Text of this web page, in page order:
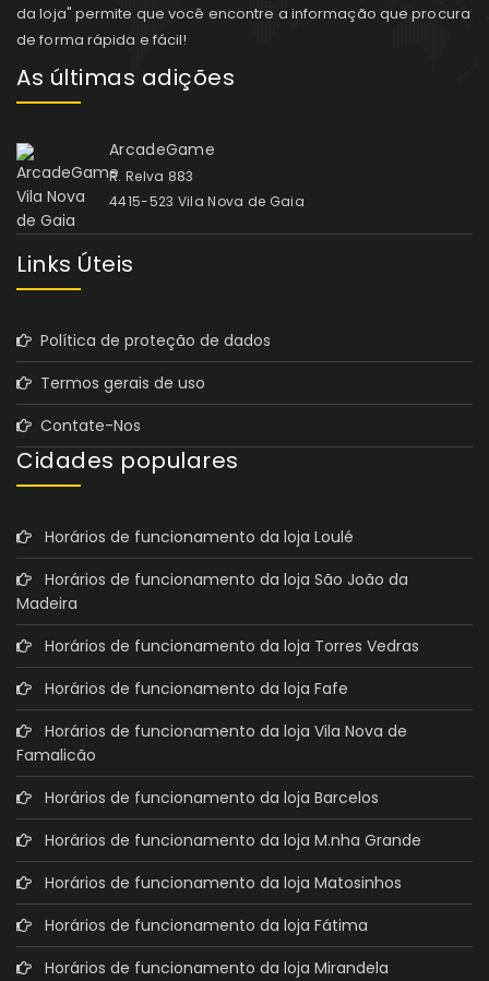
da loja" permite que você encontre a informação que procura
de forma rápida e fácil!
As últimas adições
ArcadeGame
R. Relva 883
4415-523 Vila Nova de Gaia
Links Úteis
Política de proteção de dados
Termos gerais de uso
Contate-Nos
Cidades populares
Horários de funcionamento da loja Loulé
Horários de funcionamento da loja São João da
Madeira
Horários de funcionamento da loja Torres Vedras
Horários de funcionamento da loja Fafe
Horários de funcionamento da loja Vila Nova de
Famalicão
Horários de funcionamento da loja Barcelos
Horários de funcionamento da loja M.nha Grande
Horários de funcionamento da loja Matosinhos
Horários de funcionamento da loja Fátima
Horários de funcionamento da loja Mirandela